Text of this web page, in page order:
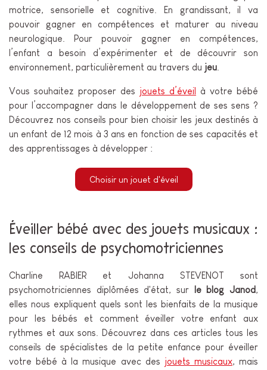
motrice, sensorielle et cognitive. En grandissant, il va
pouvoir gagner en compétences et maturer au niveau
neurologique. Pour pouvoir gagner en compétences,
l’enfant a besoin d’expérimenter et de découvrir son
environnement, particulièrement au travers du jeu
Vous souhaitez proposer des jouets d’éveil
à votre bébé
pour l’accompagner dans le développement de ses sens ?
Découvrez nos conseils pour bien choisir les jeux destinés à
un enfant de 12 mois à 3 ans en fonction de ses capacités et
des apprentissages à développer :
Choisir un jouet d'éveil
Éveiller bébé avec des jouets musicaux :
les conseils de psychomotriciennes
Charline RABIER et Johanna STEVENOT sont
psychomotriciennes diplômées d'état, sur
le blog Janod,
elles nous expliquent quels sont les bienfaits de la musique
pour les bébés et comment éveiller votre enfant aux
rythmes et aux sons. Découvrez dans ces articles tous les
conseils de spécialistes de la petite enfance pour éveiller
votre bébé à la musique avec des jouets musicaux, mais